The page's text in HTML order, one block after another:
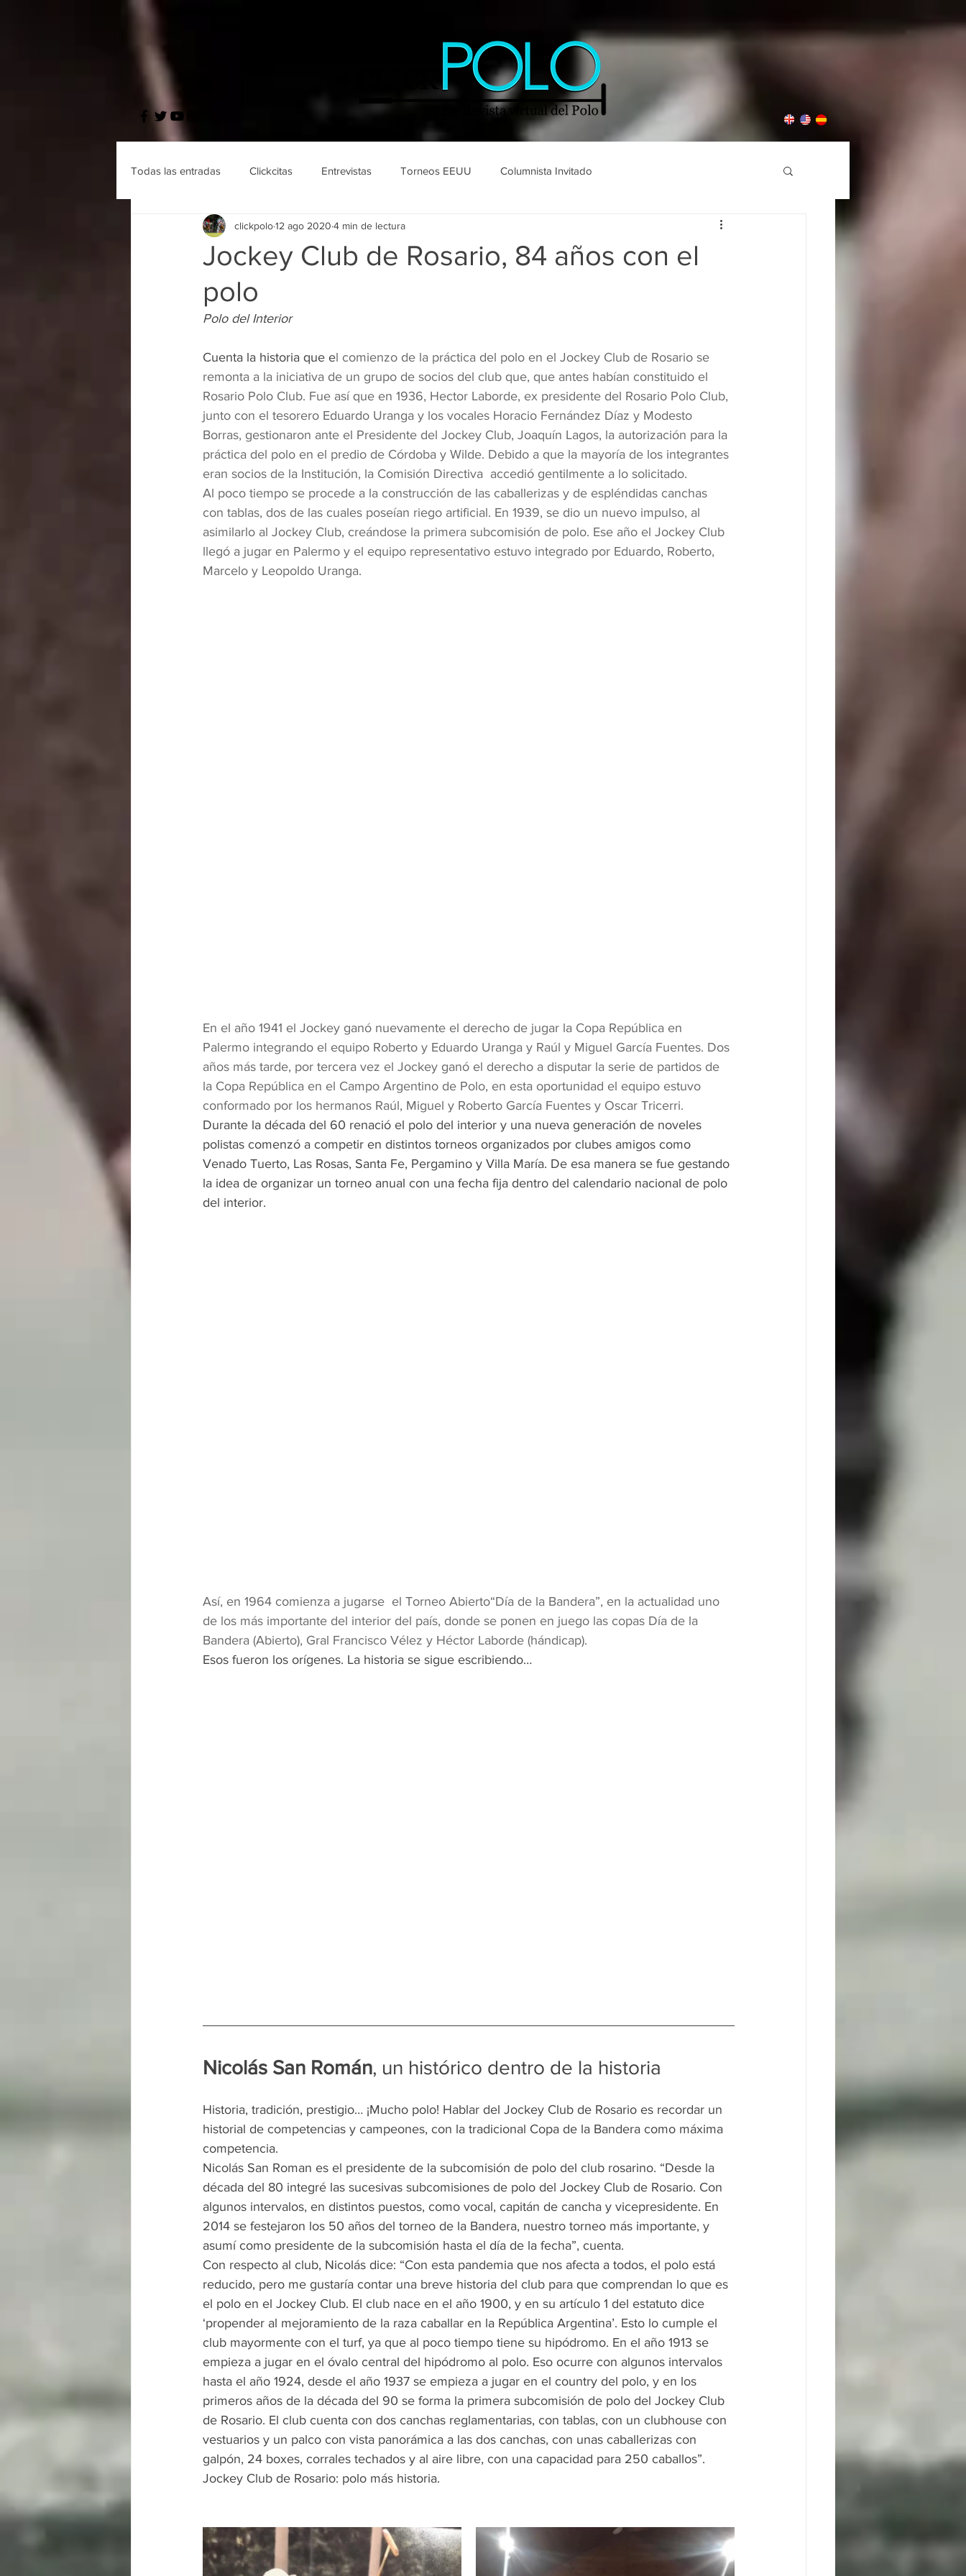
Todas las entradas Clickcitas Entrevistas Torneos EEUU Columnista Invitado
Jockey Club de Rosario, 84 años con el
polo
clickpolo12 ago 2020 4 min de lectura
Polo del Interior
Cuenta la historia que el comienzo de la práctica del polo en el Jockey Club de Rosario se
remonta a la iniciativa de un grupo de socios del club que, que antes habían constituido el
Rosario Polo Club. Fue así que en 1936, Hector Laborde, ex presidente del Rosario Polo Club,
junto con el tesorero Eduardo Uranga y los vocales Horacio Fernández Díaz y Modesto
Borras, gestionaron ante el Presidente del Jockey Club, Joaquín Lagos, la autorización para la
práctica del polo en el predio de Córdoba y Wilde. Debido a que la mayoría de los integrantes
eran socios de la Institución, la Comisión Directiva  accedió gentilmente a lo solicitado.
Al poco tiempo se procede a la construcción de las caballerizas y de espléndidas canchas
con tablas, dos de las cuales poseían riego artificial. En 1939, se dio un nuevo impulso, al
asimilarlo al Jockey Club, creándose la primera subcomisión de polo. Ese año el Jockey Club
llegó a jugar en Palermo y el equipo representativo estuvo integrado por Eduardo, Roberto,
Marcelo y Leopoldo Uranga.
En el año 1941 el Jockey ganó nuevamente el derecho de jugar la Copa República en
Palermo integrando el equipo Roberto y Eduardo Uranga y Raúl y Miguel García Fuentes. Dos
años más tarde, por tercera vez el Jockey ganó el derecho a disputar la serie de partidos de
la Copa República en el Campo Argentino de Polo, en esta oportunidad el equipo estuvo
conformado por los hermanos Raúl, Miguel y Roberto García Fuentes y Oscar Tricerri.
Durante la década del 60 renació el polo del interior y una nueva generación de noveles
polistas comenzó a competir en distintos torneos organizados por clubes amigos como
Venado Tuerto, Las Rosas, Santa Fe, Pergamino y Villa María. De esa manera se fue gestando
la idea de organizar un torneo anual con una fecha fija dentro del calendario nacional de polo
del interior.
Así, en 1964 comienza a jugarse  el Torneo Abierto“Día de la Bandera”, en la actualidad uno
de los más importante del interior del país, donde se ponen en juego las copas Día de la
Bandera (Abierto), Gral Francisco Vélez y Héctor Laborde (hándicap).
Esos fueron los orígenes. La historia se sigue escribiendo…
Nicolás San Román, un histórico dentro de la historia
Historia, tradición, prestigio… ¡Mucho polo! Hablar del Jockey Club de Rosario es recordar un
historial de competencias y campeones, con la tradicional Copa de la Bandera como máxima
competencia.
Nicolás San Roman es el presidente de la subcomisión de polo del club rosarino. “Desde la
década del 80 integré las sucesivas subcomisiones de polo del Jockey Club de Rosario. Con
algunos intervalos, en distintos puestos, como vocal, capitán de cancha y vicepresidente. En
2014 se festejaron los 50 años del torneo de la Bandera, nuestro torneo más importante, y
asumí como presidente de la subcomisión hasta el día de la fecha”, cuenta.
Con respecto al club, Nicolás dice: “Con esta pandemia que nos afecta a todos, el polo está
reducido, pero me gustaría contar una breve historia del club para que comprendan lo que es
el polo en el Jockey Club. El club nace en el año 1900, y en su artículo 1 del estatuto dice
‘propender al mejoramiento de la raza caballar en la República Argentina’. Esto lo cumple el
club mayormente con el turf, ya que al poco tiempo tiene su hipódromo. En el año 1913 se
empieza a jugar en el óvalo central del hipódromo al polo. Eso ocurre con algunos intervalos
hasta el año 1924, desde el año 1937 se empieza a jugar en el country del polo, y en los
primeros años de la década del 90 se forma la primera subcomisión de polo del Jockey Club
de Rosario. El club cuenta con dos canchas reglamentarias, con tablas, con un clubhouse con
vestuarios y un palco con vista panorámica a las dos canchas, con unas caballerizas con
galpón, 24 boxes, corrales techados y al aire libre, con una capacidad para 250 caballos”.
Jockey Club de Rosario: polo más historia.